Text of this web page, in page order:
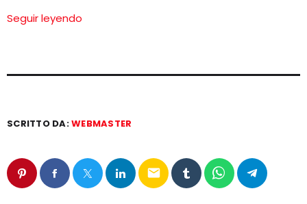
Seguir leyendo
SCRITTO DA:WEBMASTER
email